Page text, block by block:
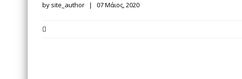
by site_author | 07 Μάιος, 2020